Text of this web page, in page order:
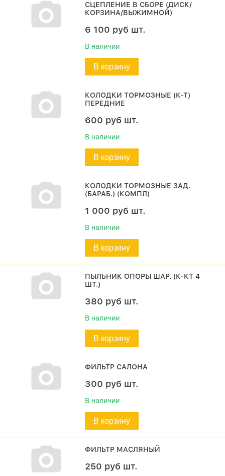
СЦЕПЛЕНИЕ В СБОРЕ (ДИСК/
КОРЗИНА/ВЫЖИМНОЙ)
6 100 руб шт.
В наличии
В корзину
КОЛОДКИ ТОРМОЗНЫЕ (К-Т)
ПЕРЕДНИЕ
600 руб шт.
В наличии
В корзину
КОЛОДКИ ТОРМОЗНЫЕ ЗАД.
(БАРАБ.) (КОМПЛ)
1 000 руб шт.
В наличии
В корзину
ПЫЛЬНИК ОПОРЫ ШАР. (К-КТ 4
ШТ.)
380 руб шт.
В наличии
В корзину
ФИЛЬТР САЛОНА
300 руб шт.
В наличии
В корзину
ФИЛЬТР МАСЛЯНЫЙ
250 руб шт.